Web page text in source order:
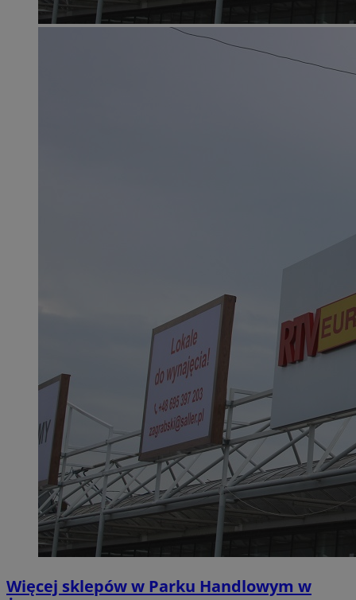
Więcej sklepów w Parku Handlowym w